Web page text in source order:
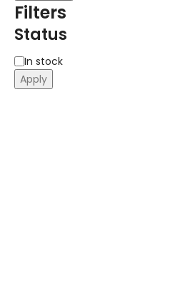
Filters
Status
In stock
Apply